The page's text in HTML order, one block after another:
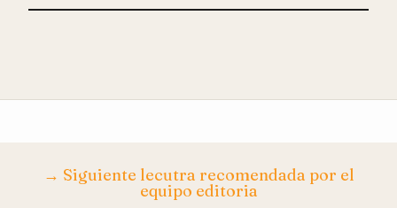
→ Siguiente lecutra recomendada por el
equipo editoria